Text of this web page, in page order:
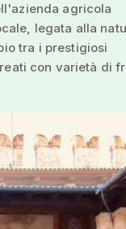
agricola
legata alla
tra i prestigiosi
con varietà di